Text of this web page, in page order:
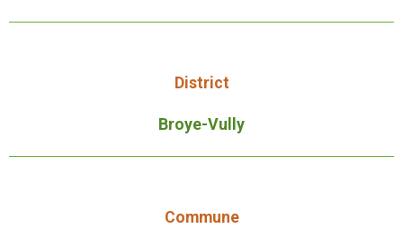
District
Broye-Vully
Commune